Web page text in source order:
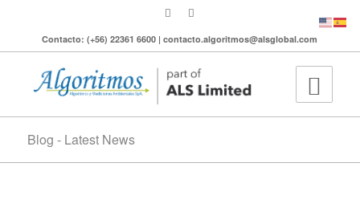
Contacto: (+56) 22361 6600 | contacto.algoritmos@alsglobal.com
Blog - Latest News